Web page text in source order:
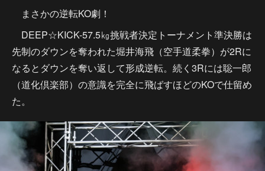
まさかの逆転KO劇！
DEEP☆KICK-57.5㎏挑戦者決定トーナメント準決勝は
先制のダウンを奪われた堀井海飛（空手道柔拳）が2Rに
なるとダウンを奪い返して形成逆転。続く3Rには聡一郎
（道化倶楽部）の意識を完全に飛ばすほどのKOで仕留め
た。